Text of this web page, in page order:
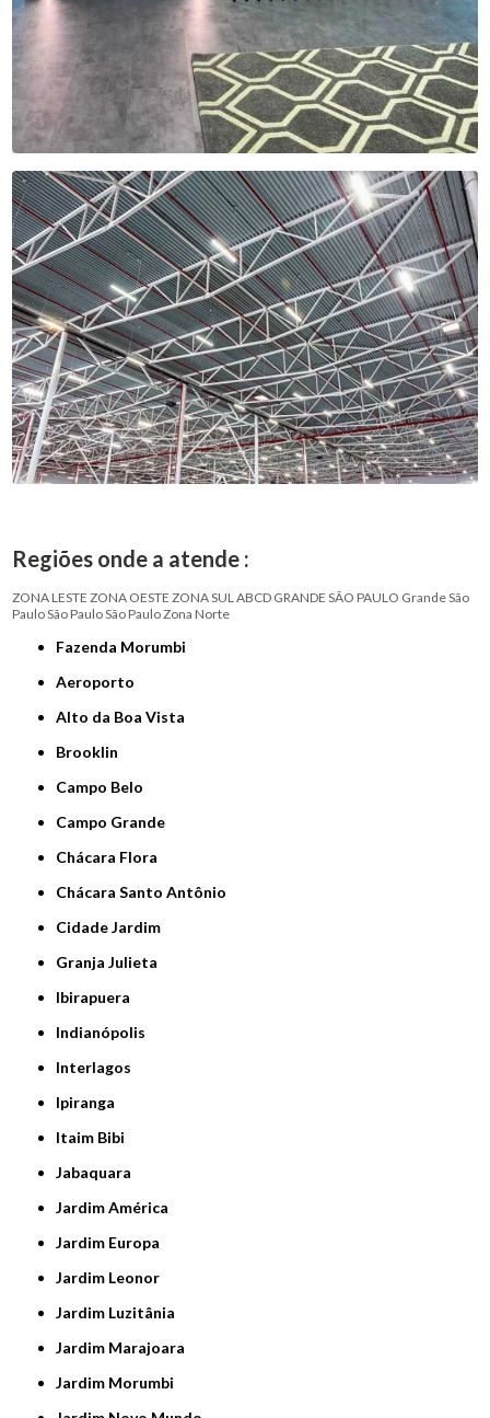
Regiões onde a atende :
ZONA LESTE ZONA OESTE ZONA SULABCD GRANDE SÃO PAULO Grande São
PauloSão PauloSão PauloZona Norte
Fazenda Morumbi
Aeroporto
Alto da Boa Vista
Brooklin
Campo Belo
Campo Grande
Chácara Flora
Chácara Santo Antônio
Cidade Jardim
Granja Julieta
Ibirapuera
Indianópolis
Interlagos
Ipiranga
Itaim Bibi
Jabaquara
Jardim América
Jardim Europa
Jardim Leonor
Jardim Luzitânia
Jardim Marajoara
Jardim Morumbi